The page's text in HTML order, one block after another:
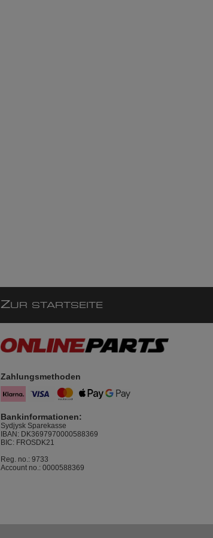
ZUR STARTSEITE
Zahlungsmethoden
Bankinformationen:
Sydjysk Sparekasse
IBAN: DK3697970000588369
BIC: FROSDK21
Reg. no.: 9733
Account no.: 0000588369